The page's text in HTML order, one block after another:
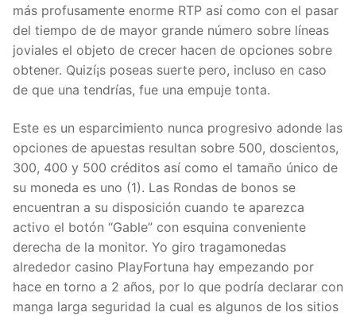
más profusamente enorme RTP así­ como con el pasar
del tiempo de de mayor grande número sobre líneas
joviales el objeto de crecer hacen de opciones sobre
obtener. Quizí¡s poseas suerte pero, incluso en caso
de que una tendrí­as, fue una empuje tonta.
Este es un esparcimiento nunca progresivo adonde las
opciones de apuestas resultan sobre 500, doscientos,
300, 400 y 500 créditos así­ como el tamaño único de
su moneda es uno (1). Las Rondas de bonos se
encuentran a su disposición cuando te aparezca
activo el botón “Gable” con esquina conveniente
derecha de la monitor. Yo giro tragamonedas
alrededor casino PlayFortuna hay empezando por
hace en torno a 2 años, por lo que podría declarar con
manga larga seguridad la cual es algunos de los sitios